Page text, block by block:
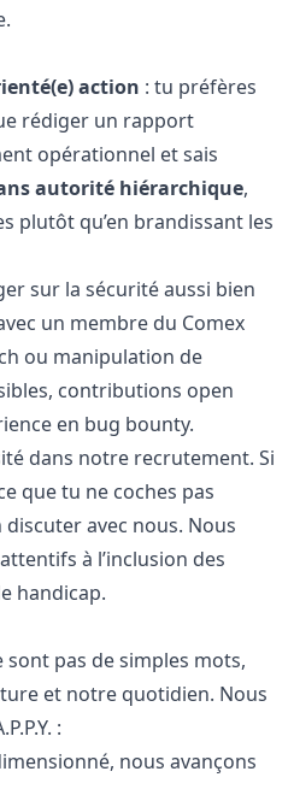
action : tu préfères
rédiger un rapport
opérationnel et sais
autorité hiérarchique,
plutôt qu’en brandissant les
sur la sécurité aussi bien
un membre du Comex
ou manipulation de
contributions open
en bug bounty.
dans notre recrutement. Si
que tu ne coches pas
avec nous. Nous
à l’inclusion des
handicap.
sont pas de simples mots,
et notre quotidien. Nous
:
nous avançons